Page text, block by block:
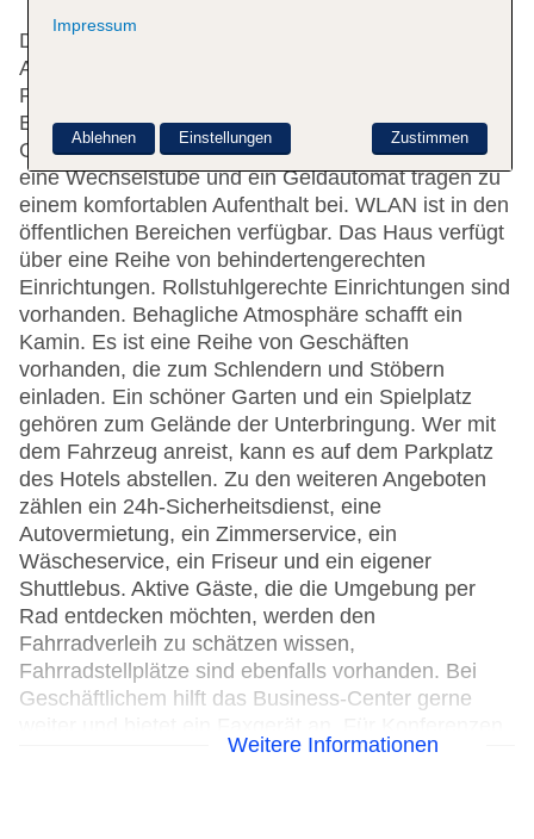
Das Hotel bietet 220 Zimmer und verfügt über 3
Aufzüge. Englischsprachiges Personal an der
Rezeption im Empfangsbereich steht zur Seite beim
Ein- und Auschecken. Serviceleistungen wie eine
Garderobe, eine Gepäckaufbewahrung, ein Safe,
eine Wechselstube und ein Geldautomat tragen zu
einem komfortablen Aufenthalt bei. WLAN ist in den
öffentlichen Bereichen verfügbar. Das Haus verfügt
über eine Reihe von behindertengerechten
Einrichtungen. Rollstuhlgerechte Einrichtungen sind
vorhanden. Behagliche Atmosphäre schafft ein
Kamin. Es ist eine Reihe von Geschäften
vorhanden, die zum Schlendern und Stöbern
einladen. Ein schöner Garten und ein Spielplatz
gehören zum Gelände der Unterbringung. Wer mit
dem Fahrzeug anreist, kann es auf dem Parkplatz
des Hotels abstellen. Zu den weiteren Angeboten
zählen ein 24h-Sicherheitsdienst, eine
Autovermietung, ein Zimmerservice, ein
Wäscheservice, ein Friseur und ein eigener
Shuttlebus. Aktive Gäste, die die Umgebung per
Rad entdecken möchten, werden den
Fahrradverleih zu schätzen wissen,
Fahrradstellplätze sind ebenfalls vorhanden. Bei
Geschäftlichem hilft das Business-Center gerne
Vorträge oder Tagungen stehen 11 Räume zur
Weitere Informationen
Impressum
Zustimmen
Ablehnen Einstellungen